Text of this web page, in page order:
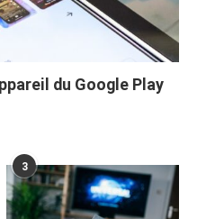
du Google Play
3